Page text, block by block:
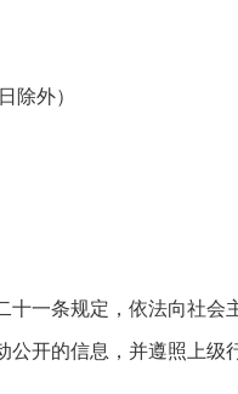
除外）
一条规定，依法向社会
开的信息，并遵照上级